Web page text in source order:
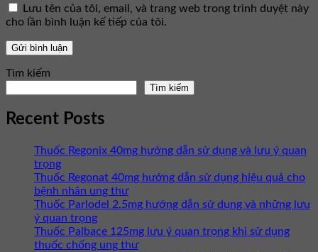
Lưu tên của tôi, email, và trang web trong trình duyệt này
cho lần bình luận kế tiếp của tôi.
Tìm kiếm
Tìm kiếm
Recent Posts
Thuốc Regonix 40mg hướng dẫn sử dụng và lưu ý quan
trọng
Thuốc Regonat 40mg hướng dẫn sử dụng hiệu quả cho
bệnh nhân ung thư
Thuốc Parlodel 2.5mg hướng dẫn sử dụng và những lưu
ý quan trọng
Thuốc Palbace 125mg lưu ý quan trọng khi sử dụng
thuốc chống ung thư